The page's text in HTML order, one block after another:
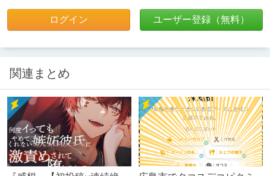
ログイン ユーザー登録（無料）
関連まとめ